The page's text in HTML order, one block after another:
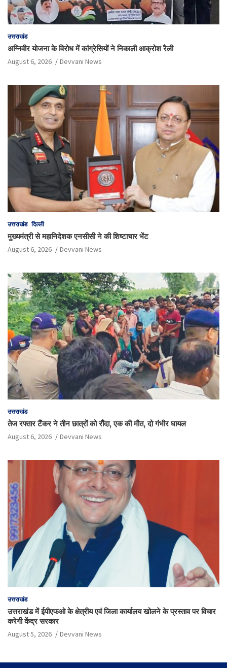
उत्तराखंड
अग्निवीर योजना के विरोध में कांग्रेसियों ने निकाली आक्रोश रैली
August 6, 2026 Devvani News
उत्तराखंड दिल्ली
मुख्यमंत्री से महानिदेशक एनसीसी ने की शिष्टाचार भेंट
August 6, 2026 Devvani News
उत्तराखंड
तेज रफ्तार टैंकर ने तीन छात्रों को रौंदा, एक की मौत, दो गंभीर घायल
August 6, 2026 Devvani News
उत्तराखंड
उत्तराखंड में ईपीएफओ के क्षेत्रीय एवं जिला कार्यालय खोलने के प्रस्ताव पर विचार
करेगी केंद्र सरकार
August 5, 2026 Devvani News